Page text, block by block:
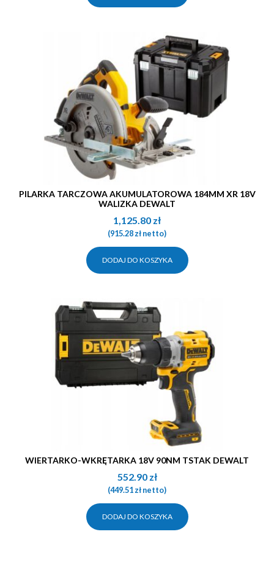
PILARKA TARCZOWA AKUMULATOROWA 184MM XR 18V
WALIZKA DEWALT
1,125.80 zł
(915.28złnetto)
DODAJ DO KOSZYKA
WIERTARKO-WKRĘTARKA 18V 90NM TSTAK DEWALT
552.90 zł
(449.51złnetto)
DODAJ DO KOSZYKA